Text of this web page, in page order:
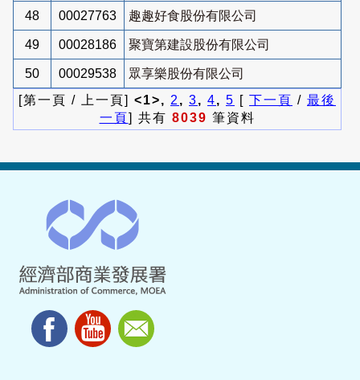
48 00027763 趣趣好食股份有限公司
49 00028186 聚寶第建設股份有限公司
50 00029538
眾享樂股份有限公司
[第一頁 / 上一頁] <1>, 2 , 3, 4, 5 [ 下一頁 / 最後
一頁] 共有 8039 筆資料